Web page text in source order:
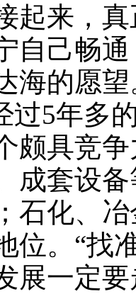
起来，
自己畅
海的愿望
过5年多
颇具竞
成套设
石化、
位。“找
展一定要